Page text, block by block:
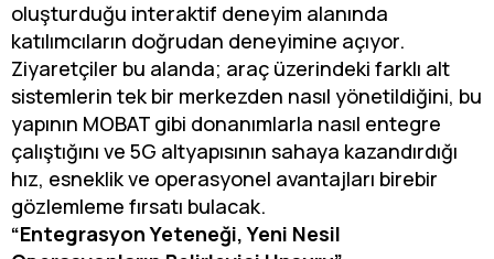
oluşturduğu interaktif deneyim alanında
katılımcıların doğrudan deneyimine açıyor.
Ziyaretçiler bu alanda; araç üzerindeki farklı alt
sistemlerin tek bir merkezden nasıl yönetildiğini, bu
yapının MOBAT gibi donanımlarla nasıl entegre
çalıştığını ve 5G altyapısının sahaya kazandırdığı
hız, esneklik ve operasyonel avantajları birebir
gözlemleme fırsatı bulacak.
“Entegrasyon Yeteneği, Yeni Nesil